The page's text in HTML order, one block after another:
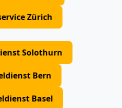
Zürich
Solothurn
Bern
Basel